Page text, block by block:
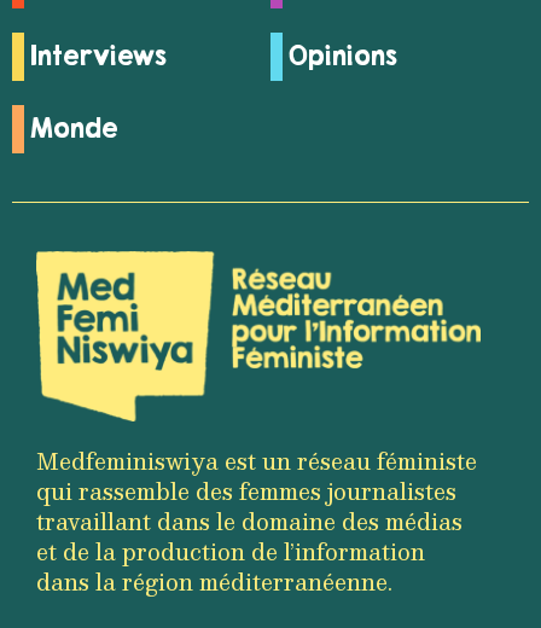
Interviews Opinions
Monde
Medfeminiswiya est un réseau féministe
qui rassemble des femmes journalistes
travaillant dans le domaine des médias
et de la production de l’information
dans la région méditerranéenne.